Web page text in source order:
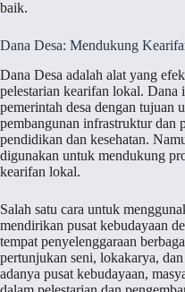
baik.
Dana Desa: Mendukung
Dana Desa adalah alat yang
pelestarian kearifan lokal. Dana
pemerintah desa dengan tujuan
pembangunan infrastruktur dan
pendidikan dan kesehatan.
digunakan untuk mendukung
kearifan lokal.
Salah satu cara untuk
mendirikan pusat kebudayaan
tempat penyelenggaraan
pertunjukan seni, lokakarya,
adanya pusat kebudayaan,